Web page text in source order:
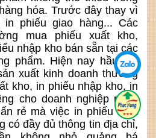
hóa. Trước đây thay vì
phiếu giao hàng... Các
mua phiếu xuất kho,
nhập kho bán sẵn tại các
phẩm. Hiện nay hầu hết
xuất kinh doanh thường
kho, in phiếu nhập kho, in
cho doanh nghiệp mình
rẻ mà việc in phiếu xuất
có đầy đủ thông tin địa chỉ,